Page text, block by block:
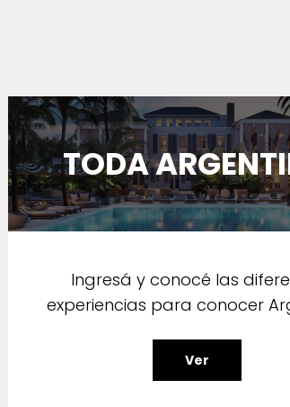
TODA
Ingresá y conocé las
experiencias para conocer
Ver